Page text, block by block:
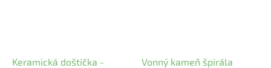
Keramická doštička -
Vonný kameň špirála